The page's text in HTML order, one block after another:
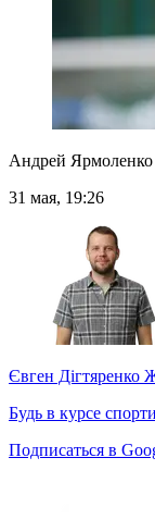
Андрей
31 мая, 19:26
Євген Дігтяренко
Будь в курсе
Подписаться в